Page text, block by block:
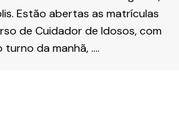
Estão abertas as matrículas
de Cuidador de Idosos, com
turno da manhã, ….